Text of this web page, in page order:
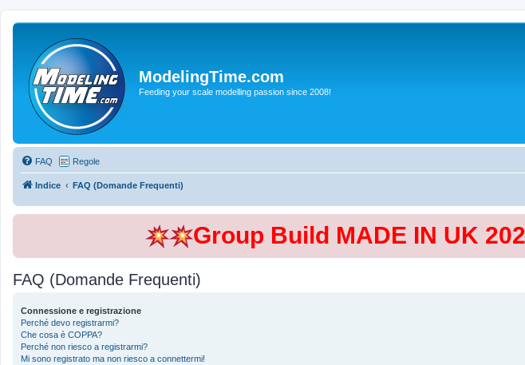
ModelingTime.com
Feeding your scale modelling passion since 2008!
FAQ Regole
Indice FAQ (Domande Frequenti)
Group Build MADE IN UK
FAQ (Domande Frequenti)
Connessione e registrazione
Perché devo registrarmi?
Che cosa è COPPA?
Perché non riesco a registrarmi?
Mi sono registrato ma non riesco a connettermi!